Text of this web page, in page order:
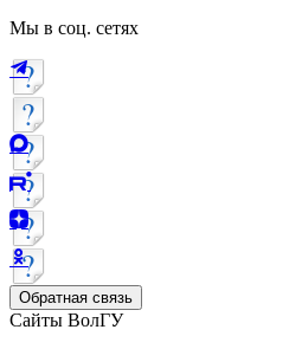
Мы в соц. сетях
Обратная связь
Сайты ВолГУ